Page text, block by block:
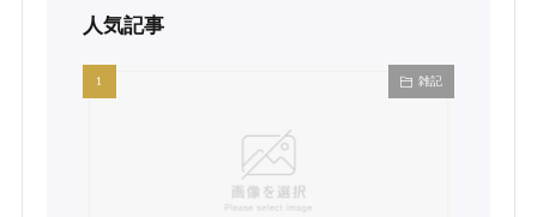
人気記事
雑記